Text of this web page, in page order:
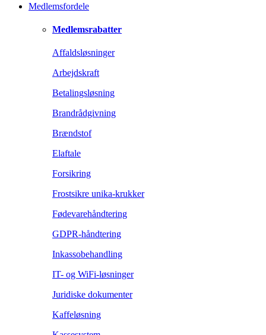
Medlemsfordele
Medlemsrabatter
Affaldsløsninger
Arbejdskraft
Betalingsløsning
Brandrådgivning
Brændstof
Elaftale
Forsikring
Frostsikre unika-krukker
Fødevarehåndtering
GDPR-håndtering
Inkassobehandling
IT- og WiFi-løsninger
Juridiske dokumenter
Kaffeløsning